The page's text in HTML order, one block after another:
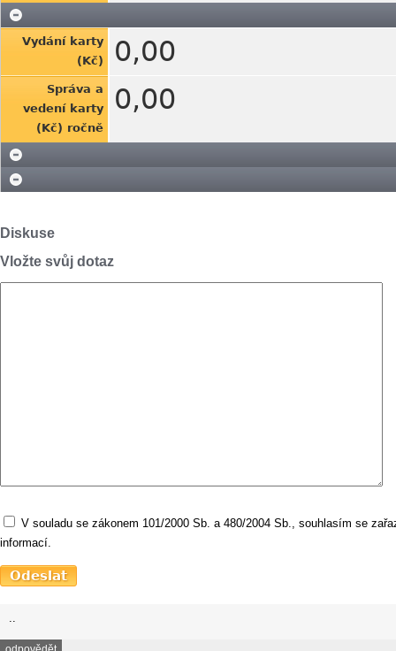
Vydání karty
(Kč)
0,00
Správa a
vedení karty
(Kč) ročně
0,00
Diskuse
Vložte svůj dotaz
V souladu se zákonem 101/2000 Sb. a 480/2004 Sb., souhlasím se
informací.